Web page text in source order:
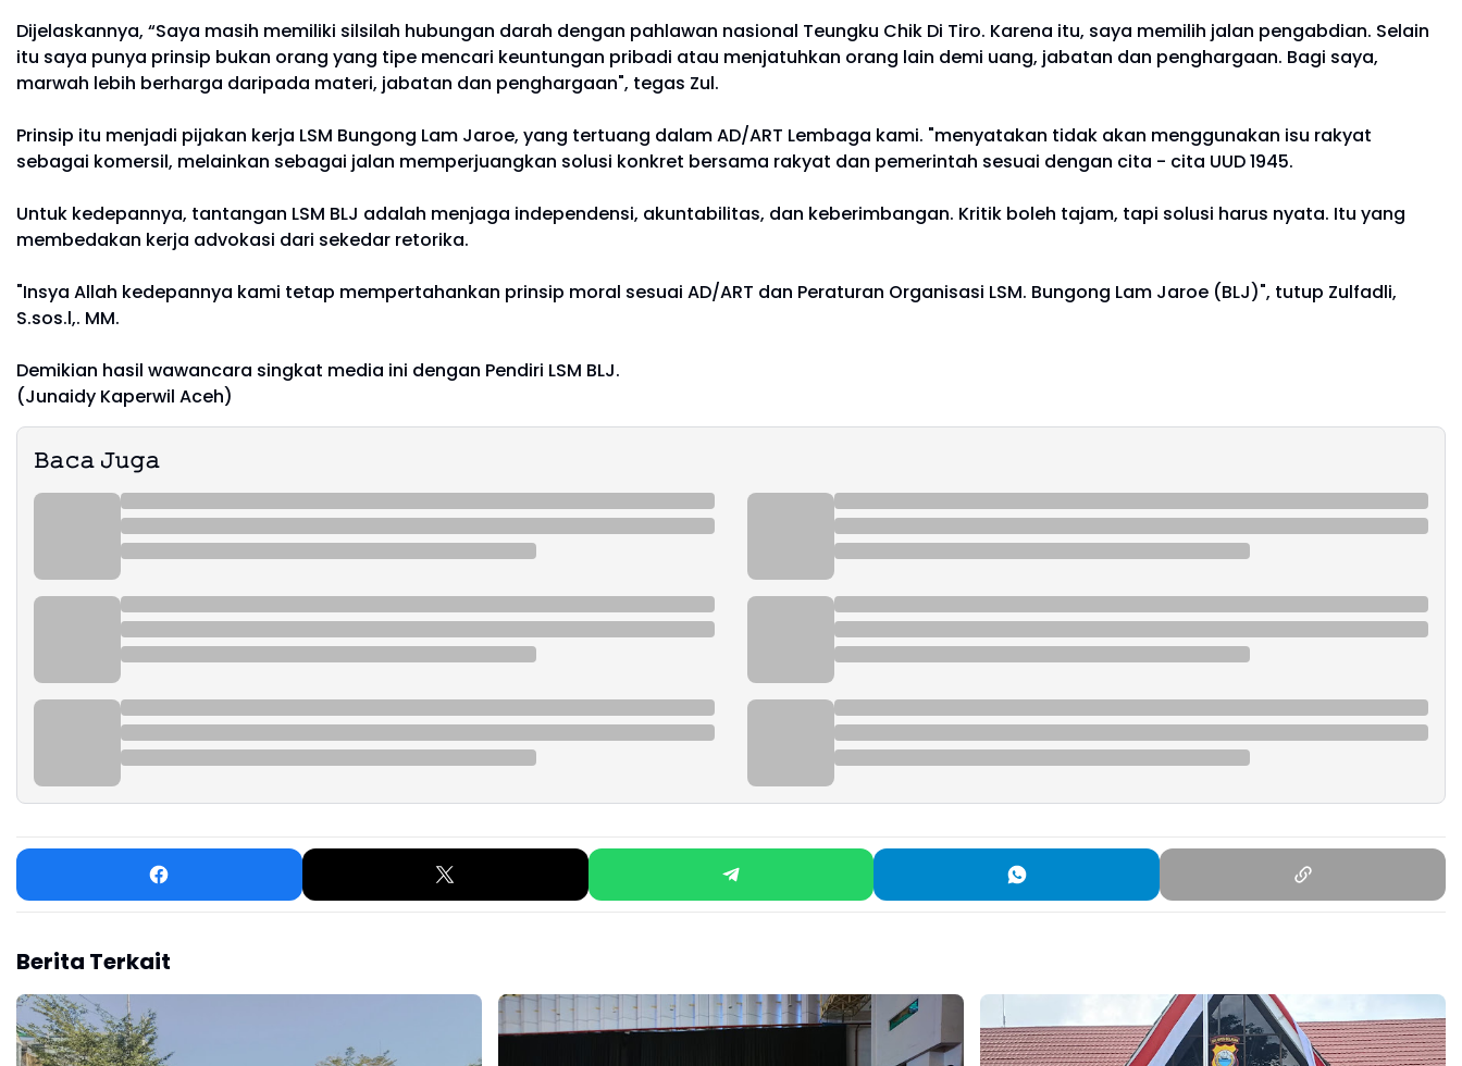
Dijelaskannya, “Saya masih memiliki silsilah hubungan darah dengan pahlawan nasional Teungku Chik Di Tiro. Karena itu, saya memilih jalan pengabdian. Selain
itu saya punya prinsip bukan orang yang tipe mencari keuntungan pribadi atau menjatuhkan orang lain demi uang, jabatan dan penghargaan. Bagi saya,
marwah lebih berharga daripada materi, jabatan dan penghargaan", tegas Zul.
Prinsip itu menjadi pijakan kerja LSM Bungong Lam Jaroe, yang tertuang dalam AD/ART Lembaga kami. "menyatakan tidak akan menggunakan isu rakyat
sebagai komersil, melainkan sebagai jalan memperjuangkan solusi konkret bersama rakyat dan pemerintah sesuai dengan cita - cita UUD 1945.
Untuk kedepannya, tantangan LSM BLJ adalah menjaga independensi, akuntabilitas, dan keberimbangan. Kritik boleh tajam, tapi solusi harus nyata. Itu yang
membedakan kerja advokasi dari sekedar retorika.
"Insya Allah kedepannya kami tetap mempertahankan prinsip moral sesuai AD/ART dan Peraturan Organisasi LSM. Bungong Lam Jaroe (BLJ)", tutup Zulfadli,
S.sos.l,. MM.
Demikian hasil wawancara singkat media ini dengan Pendiri LSM BLJ.
(Junaidy Kaperwil Aceh)
𝙱𝚊𝚌𝚊 𝙹𝚞𝚐𝚊
Berita Terkait